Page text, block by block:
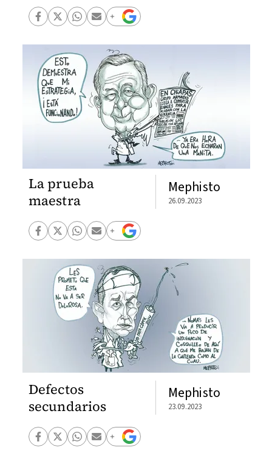
La prueba
maestra
Mephisto
26.09.2023
Defectos
secundarios
Mephisto
23.09.2023